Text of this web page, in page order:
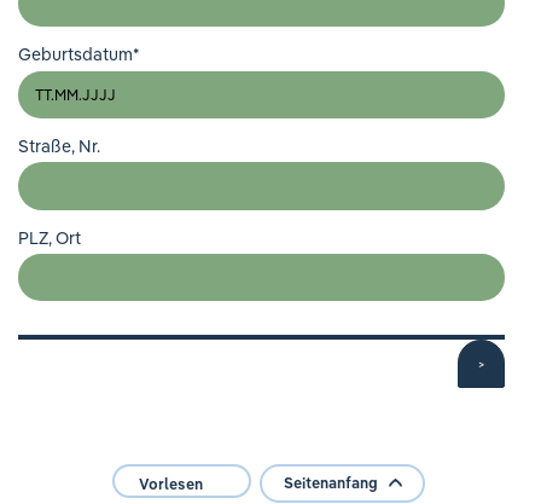
Geburtsdatum*
Straße, Nr.
PLZ, Ort
>
Vorlesen Seitenanfang